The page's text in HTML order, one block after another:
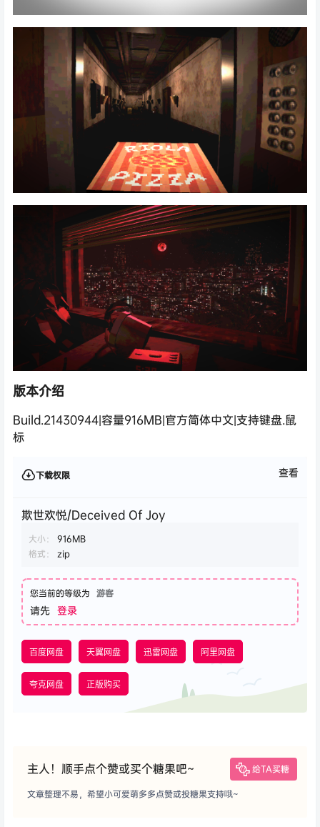
版本介绍
Build.21430944|容量916MB|官方简体中文|支持键盘.鼠
标
下载权限 查看
欺世欢悦/Deceived Of Joy
大小：
916MB
格式：
zip
您当前的等级为 游客
请先 登录
百度网盘 天翼网盘 迅雷网盘 阿里网盘
夸克网盘 正版购买
主人！顺手点个赞或买个糖果吧~ 给TA买糖
文章整理不易，希望小可爱萌多多点赞或投糖果支持哦~